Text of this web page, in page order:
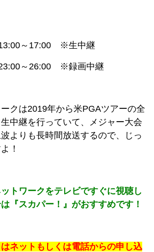
～17:00 ※生中継
～26:00 ※録画中継
クは2019年から米PGAツアーの全
中継を行っていて、メジャー大会
よりも長時間放送するので、じっ
！
トワークをテレビですぐに視聴し
『スカパー！』がおすすめです！
はネットもしくは電話からの申し込